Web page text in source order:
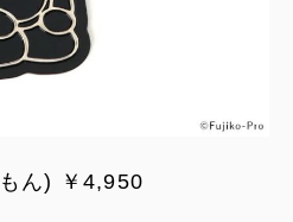
ん) ￥4,950